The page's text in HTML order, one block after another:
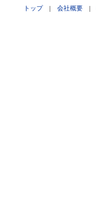
トップ| 会社概要|